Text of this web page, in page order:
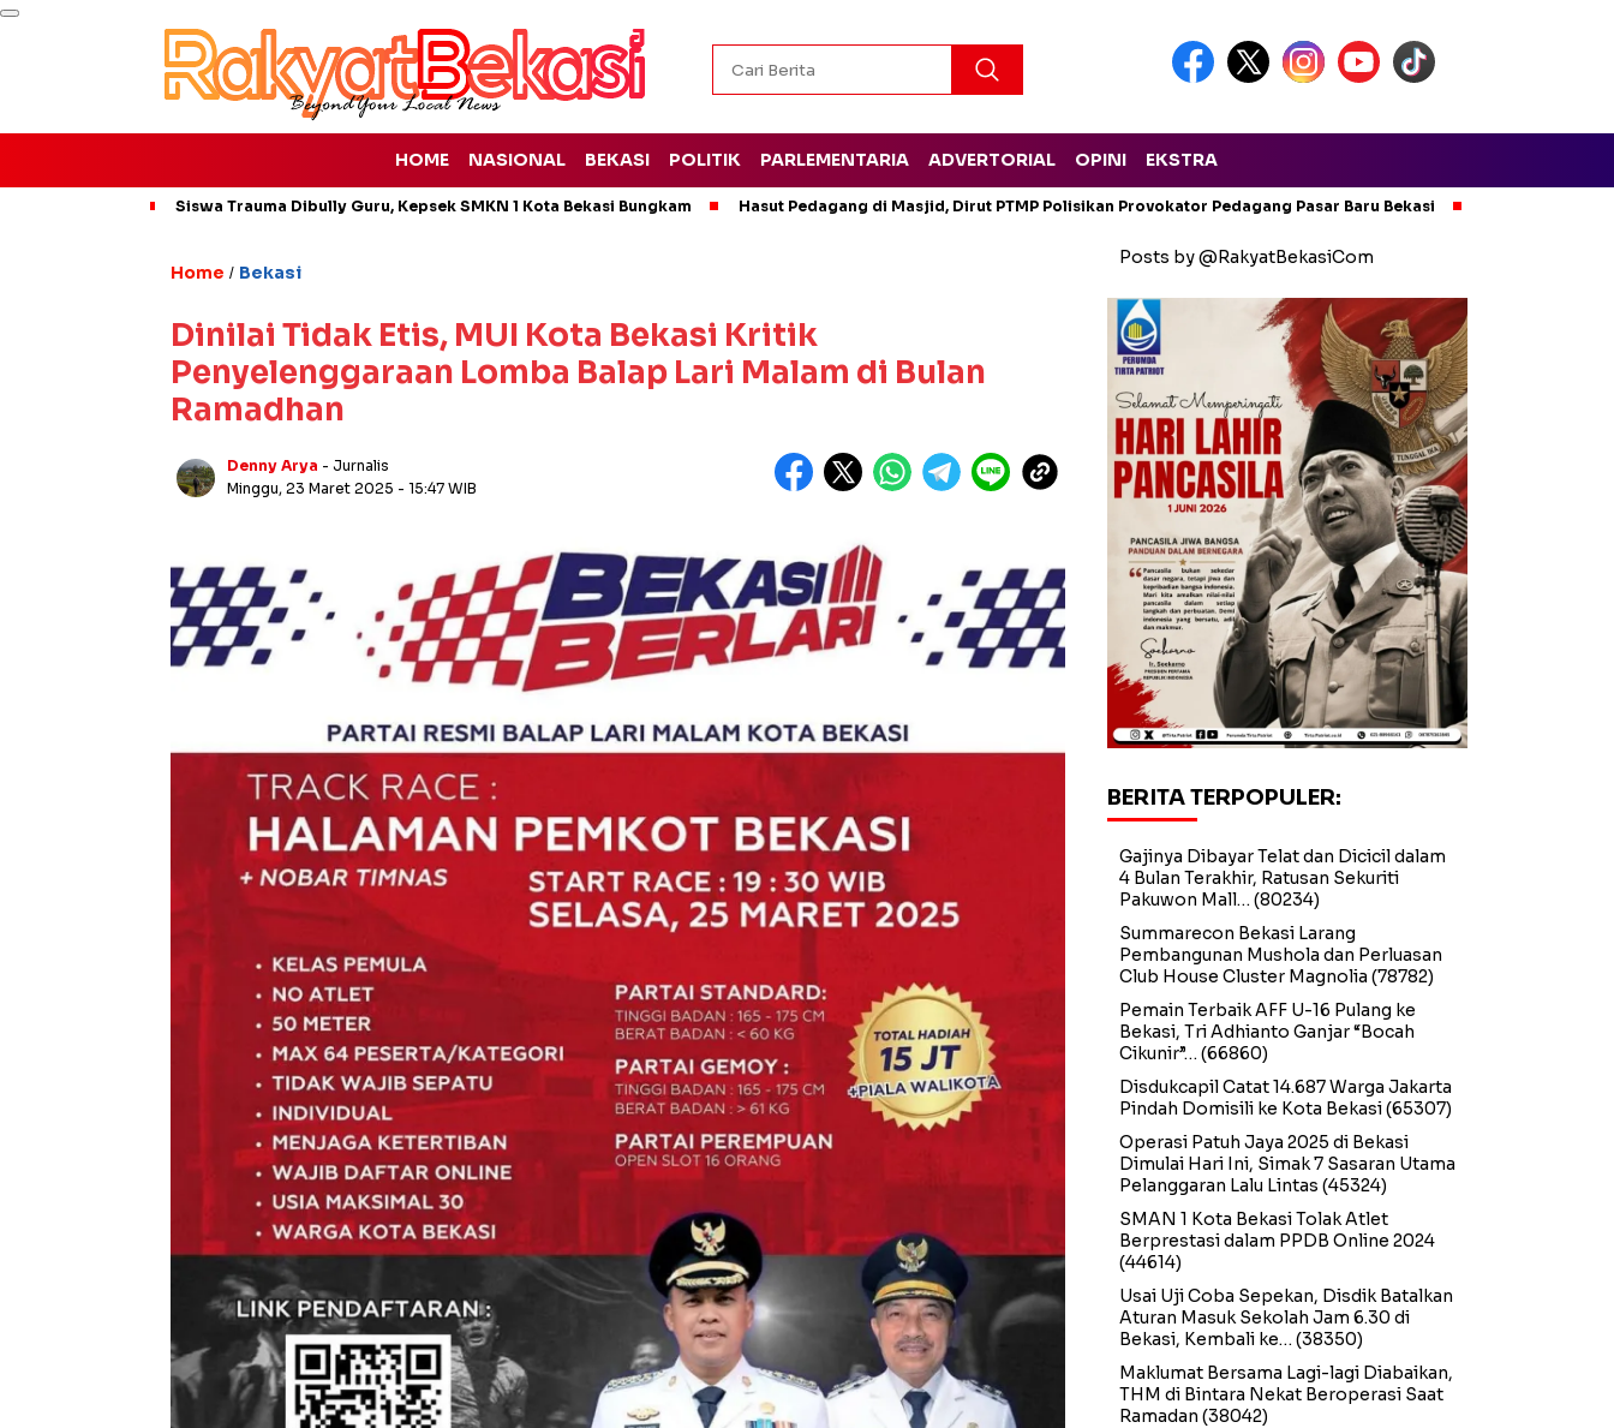
HOME NASIONAL BEKASI POLITIK PARLEMENTARIA ADVERTORIAL OPINI EKSTRA
Siswa Trauma Dibully Guru, Kepsek SMKN 1 Kota Bekasi Bungkam Hasut Pedagang di Masjid, Dirut PTMP Polisikan Provokator Pedagang Pasar Baru Bekasi
Home / Bekasi
Dinilai Tidak Etis, MUI Kota Bekasi Kritik
Penyelenggaraan Lomba Balap Lari Malam di Bulan
Ramadhan
Denny Arya - Jurnalis
Minggu, 23 Maret 2025 - 15:47 WIB
Posts by @RakyatBekasiCom
BERITA TERPOPULER:
Gajinya Dibayar Telat dan Dicicil dalam
4 Bulan Terakhir, Ratusan Sekuriti
Pakuwon Mall… (80234)
Summarecon Bekasi Larang
Pembangunan Mushola dan Perluasan
Club House Cluster Magnolia (78782)
Pemain Terbaik AFF U-16 Pulang ke
Bekasi, Tri Adhianto Ganjar “Bocah
Cikunir”… (66860)
Disdukcapil Catat 14.687 Warga Jakarta
Pindah Domisili ke Kota Bekasi(65307)
Operasi Patuh Jaya 2025 di Bekasi
Dimulai Hari Ini, Simak 7 Sasaran Utama
Pelanggaran Lalu Lintas (45324)
SMAN 1 Kota Bekasi Tolak Atlet
Berprestasi dalam PPDB Online 2024
(44614)
Usai Uji Coba Sepekan, Disdik Batalkan
Aturan Masuk Sekolah Jam 6.30 di
Bekasi, Kembali ke… (38350)
Maklumat Bersama Lagi-lagi Diabaikan,
THM di Bintara Nekat Beroperasi Saat
Ramadan (38042)